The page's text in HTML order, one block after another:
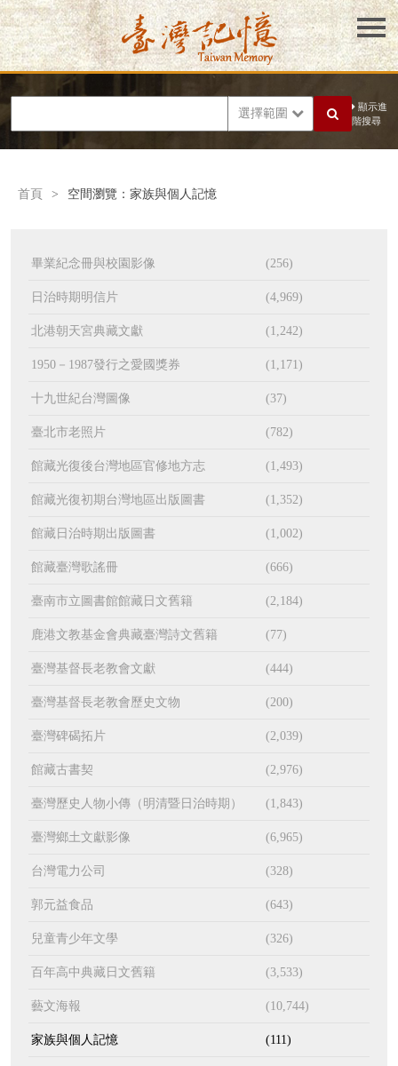
選擇範圍
顯示進
階搜尋
首頁 > 空間瀏覽：家族與個人記憶
畢業紀念冊與校園影像 (256)
日治時期明信片 (4,969)
北港朝天宮典藏文獻 (1,242)
1950－1987發行之愛國獎券 (1,171)
十九世紀台灣圖像 (37)
臺北市老照片 (782)
館藏光復後台灣地區官修地方志 (1,493)
館藏光復初期台灣地區出版圖書 (1,352)
館藏日治時期出版圖書 (1,002)
館藏臺灣歌謠冊 (666)
臺南市立圖書館館藏日文舊籍 (2,184)
鹿港文教基金會典藏臺灣詩文舊籍 (77)
臺灣基督長老教會文獻 (444)
臺灣基督長老教會歷史文物 (200)
臺灣碑碣拓片 (2,039)
館藏古書契 (2,976)
臺灣歷史人物小傳（明清暨日治時期） (1,843)
臺灣鄉土文獻影像 (6,965)
台灣電力公司 (328)
郭元益食品 (643)
兒童青少年文學 (326)
百年高中典藏日文舊籍 (3,533)
藝文海報 (10,744)
家族與個人記憶 (111)